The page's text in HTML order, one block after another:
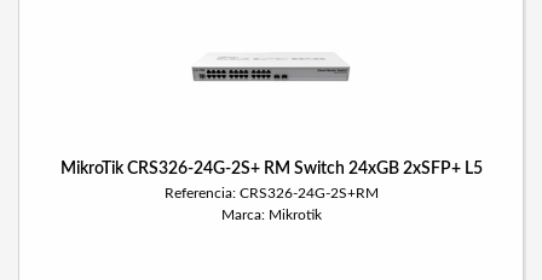
MikroTik CRS326-24G-2S+ RM Switch 24xGB 2xSFP+ L5
Referencia: CRS326-24G-2S+RM
Marca: Mikrotik